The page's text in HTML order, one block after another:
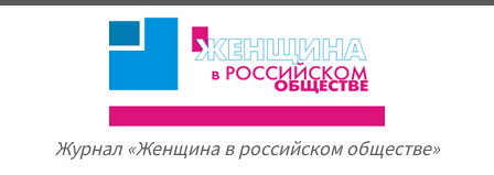
Журнал «Женщина в российском обществе»